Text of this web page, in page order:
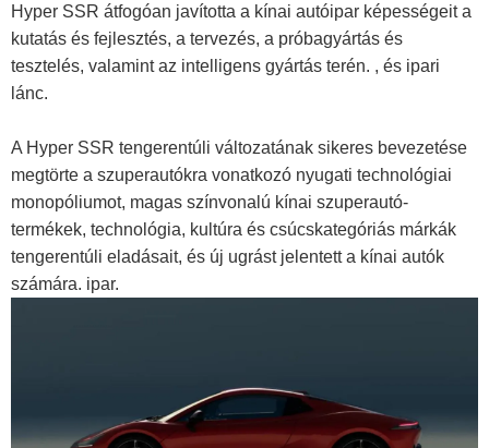
Hyper SSR átfogóan javította a kínai autóipar képességeit a
kutatás és fejlesztés, a tervezés, a próbagyártás és
tesztelés, valamint az intelligens gyártás terén. , és ipari
lánc.
A Hyper SSR tengerentúli változatának sikeres bevezetése
megtörte a szuperautókra vonatkozó nyugati technológiai
monopóliumot, magas színvonalú kínai szuperautó-
termékek, technológia, kultúra és csúcskategóriás márkák
tengerentúli eladásait, és új ugrást jelentett a kínai autók
számára. ipar.